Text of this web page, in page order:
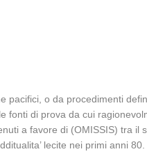
pacifici, o da procedimenti
fonti di prova da cui
a favore di (OMISSIS) tra il
lecite nei primi anni 80.